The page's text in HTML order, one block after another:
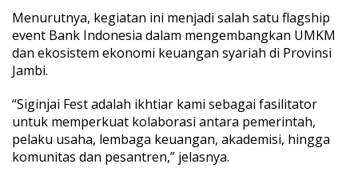
Menurutnya, kegiatan ini menjadi salah satu flagship
event Bank Indonesia dalam mengembangkan UMKM
dan ekosistem ekonomi keuangan syariah di Provinsi
Jambi.
“Siginjai Fest adalah ikhtiar kami sebagai fasilitator
untuk memperkuat kolaborasi antara pemerintah,
pelaku usaha, lembaga keuangan, akademisi, hingga
komunitas dan pesantren,” jelasnya.